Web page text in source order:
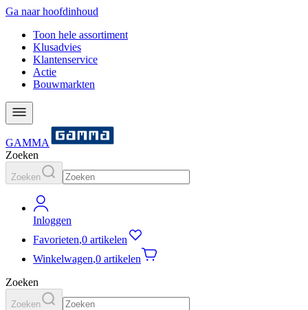
Ga naar hoofdinhoud
Toon hele assortiment
Klusadvies
Klantenservice
Actie
Bouwmarkten
GAMMA
Zoeken
Zoeken
Inloggen
Favorieten,0 artikelen
Winkelwagen,0 artikelen
Zoeken
Zoeken